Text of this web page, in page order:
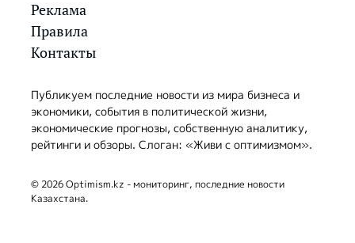
Реклама
Правила
Контакты
Публикуем последние новости из мира бизнеса и
экономики, события в политической жизни,
экономические прогнозы, собственную аналитику,
рейтинги и обзоры. Слоган: «Живи с оптимизмом».
© 2026 Optimism.kz - мониторинг, последние новости
Казахстана.